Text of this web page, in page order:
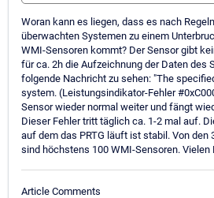
Woran kann es liegen, dass es nach
überwachten Systemen zu einem
WMI-Sensoren kommt? Der Sensor gibt
für ca. 2h die Aufzeichnung der Daten des
folgende Nachricht zu sehen: "The
system. (Leistungsindikator-Fehler
Sensor wieder normal weiter und fängt
Dieser Fehler tritt täglich ca. 1-2 mal auf.
auf dem das PRTG läuft ist stabil. Von den
sind höchstens 100 WMI-Sensoren. Vielen
Article Comments